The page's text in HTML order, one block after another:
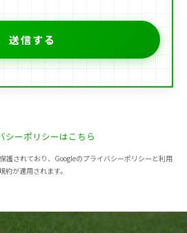
シーポリシーはこちら
護されており、Googleのプライバシーポリシーと利用
約が適用されます。